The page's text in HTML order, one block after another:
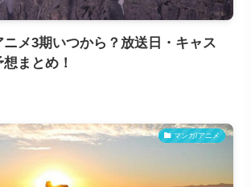
ニメ3期いつから？放送日・キャス
まとめ！
マンガ/アニメ